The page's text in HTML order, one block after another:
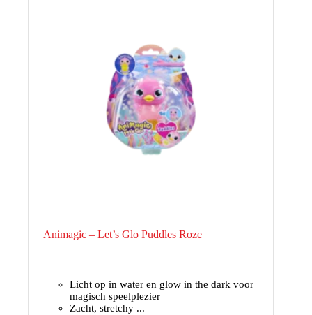
Animagic – Let’s Glo Puddles Roze
Licht op in water en glow in the dark voor
magisch speelplezier
Zacht, stretchy ...